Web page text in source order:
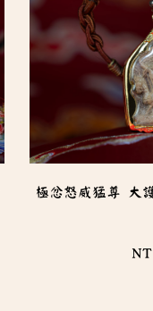
極忿怒威猛尊 大